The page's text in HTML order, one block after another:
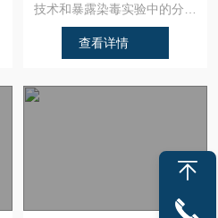
技术和暴露染毒实验中的分析
设备。7级设计可以把气溶
胶...
查看详情